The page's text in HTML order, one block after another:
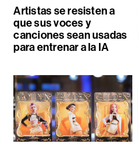
Artistas se resisten a
que sus voces y
canciones sean usadas
para entrenar a la IA